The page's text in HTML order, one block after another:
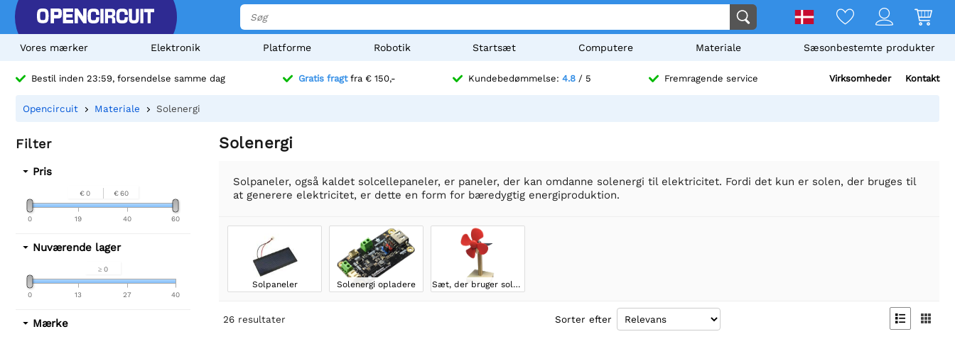
Vores mærker Elektronik Platforme Robotik Startsæt Computere Materiale Sæsonbestemte produkter
Bestil inden 23:59, forsendelse samme dag Gratis fragtfra € 150,- Kundebedømmelse: 4.8 / 5 Fremragende service Virksomheder Kontakt
Opencircuit Materiale Solenergi
Filter
Pris
€ 0 € 60
0 60
19 40
Nuværende lager
≥ 0
0 40
13 27
Mærke
Solenergi
Solpaneler, også kaldet solcellepaneler, er paneler, der kan omdanne solenergi til elektricitet. Fordi det kun er solen, der bruges til
at generere elektricitet, er dette en form for bæredygtig energiproduktion.
Solpaneler Solenergi opladere Sæt, der bruger solenergi
26 resultater Sorter efter  